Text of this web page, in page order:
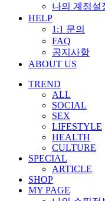
나의 계정설
HELP
1:1 문의
FAQ
공지사항
ABOUT US
TREND
ALL
SOCIAL
SEX
LIFESTYLE
HEALTH
CULTURE
SPECIAL
ARTICLE
SHOP
MY PAGE